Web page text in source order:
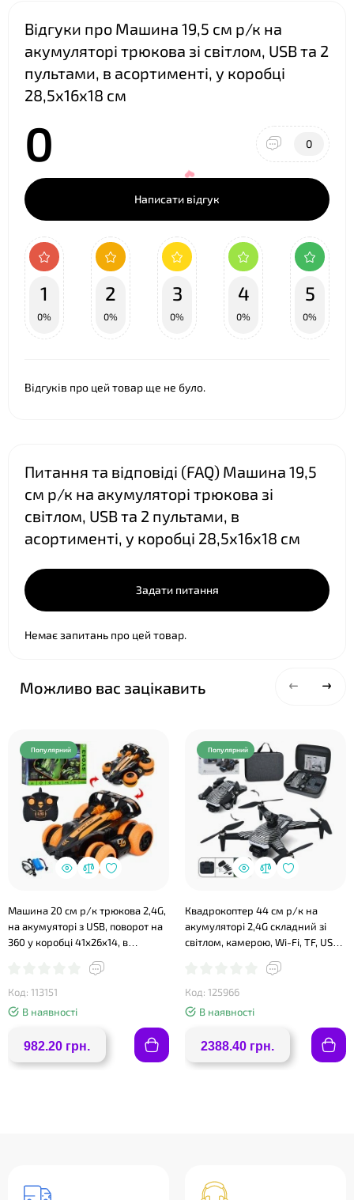
Відгуки про Машина 19,5 см р/к на
акумуляторі трюкова зі світлом, USB та 2
пультами, в асортименті, у коробці
28,5х16х18 см
0 0
Написати відгук
1
0%
2
0%
3
0%
4
0%
5
0%
Відгуків про цей товар ще не було.
Питання та відповіді (FAQ) Машина 19,5
см р/к на акумуляторі трюкова зі
світлом, USB та 2 пультами, в
асортименті, у коробці 28,5х16х18 см
Задати питання
Немає запитань про цей товар.
Можливо вас зацікавить
Популярний
Машина 20 см р/к трюкова 2,4G,
на акумуяторі з USB, поворот на
360 у коробці 41х26х14, в
Код: 113151
В наявності
982.20 грн.
Популярний
Квадрокоптер 44 см р/к на
акумуляторі 2,4G складний зі
світлом, камерою, Wi-Fi, TF, USB,
та чохолом, у коробці 28,5х22х9
см
Код: 125966
В наявності
2388.40 грн.
❤